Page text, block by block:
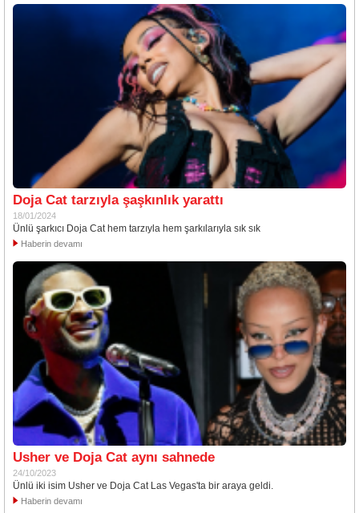
Doja Cat tarzıyla şaşkınlık yarattı
18/01/2024
Ünlü şarkıcı Doja Cat hem tarzıyla hem şarkılarıyla sık sık
Haberin devamı
Usher ve Doja Cat aynı sahnede
24/10/2023
Ünlü iki isim Usher ve Doja Cat Las Vegas'ta bir araya geldi.
Haberin devamı